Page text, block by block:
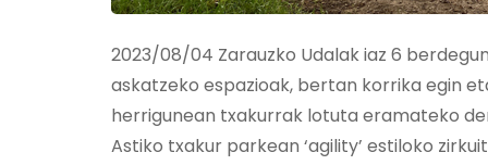
2023/08/04 Zarauzko Udalak iaz 6
askatzeko espazioak, bertan korrika egin
herrigunean txakurrak lotuta eramateko
Astiko txakur parkean ‘agility’ estiloko